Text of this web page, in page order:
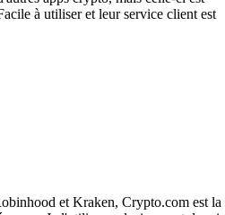
à utiliser et leur service client est
et Kraken, Crypto.com est la